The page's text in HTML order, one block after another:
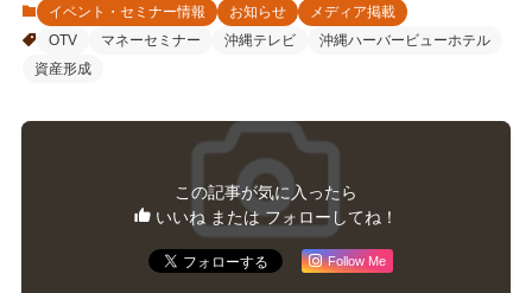
イベント・セミナー情報 お知らせ
メディア掲載
OTV
マネーセミナー 沖縄テレビ
沖縄ハーバービューホテル
資産形成
この記事が気に入ったら
いいね または フォローしてね！
Follow Me